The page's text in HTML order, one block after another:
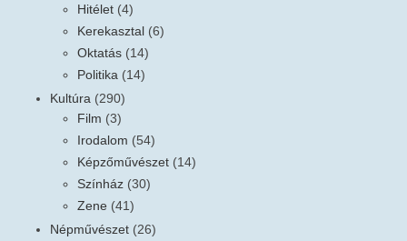
Hitélet (4)
Kerekasztal (6)
Oktatás (14)
Politika (14)
Kultúra (290)
Film (3)
Irodalom (54)
Képzőművészet (14)
Színház (30)
Zene (41)
Népművészet (26)